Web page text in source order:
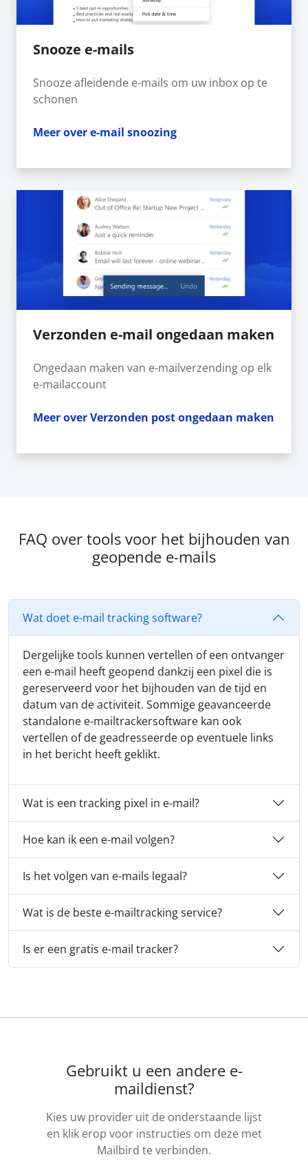
Snooze e-mails
Snooze afleidende e-mails om uw inbox op te
schonen
Meer over e-mail snoozing
Verzonden e-mail ongedaan maken
Ongedaan maken van e-mailverzending op elk
e-mailaccount
Meer over Verzonden post ongedaan maken
FAQ over tools voor het bijhouden van
geopende e-mails
Wat doet e-mail tracking software?
Dergelijke tools kunnen vertellen of een ontvanger
een e-mail heeft geopend dankzij een pixel die is
gereserveerd voor het bijhouden van de tijd en
datum van de activiteit. Sommige geavanceerde
standalone e-mailtrackersoftware kan ook
vertellen of de geadresseerde op eventuele links
in het bericht heeft geklikt.
Wat is een tracking pixel in e-mail?
Hoe kan ik een e-mail volgen?
Is het volgen van e-mails legaal?
Wat is de beste e-mailtracking service?
Is er een gratis e-mail tracker?
Gebruikt u een andere e-
maildienst?
Kies uw provider uit de onderstaande lijst
en klik erop voor instructies om deze met
Mailbird te verbinden.